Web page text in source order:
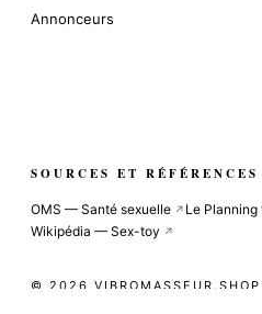
Annonceurs
SOURCES ET RÉFÉRENCES
OMS — Santé sexuelle ↗ Le Planning
Wikipédia — Sex-toy ↗
© 2026 VIBROMASSEUR.SHOP